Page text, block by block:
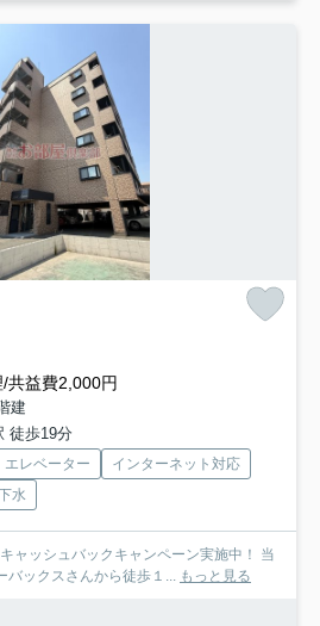
共益費2,000円
建
徒歩19分
エレベーター
インターネット対応
水
ャッシュバックキャンペーン実施中！ 当
バックスさんから徒歩１... もっと見る